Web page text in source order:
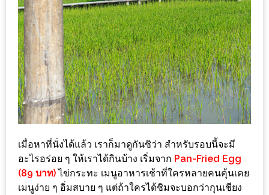
กับ
สมาชิก
ENEWS
น้า
อ้วน
ชวน
หิว
ข้าว
อะไร
เอ่ย
อร่อย
เมื่อหาที่นั่งได้แล้ว เราก็มาดูกันซิว่า สำหรับรอบนี้จะมี
อะไรอร่อย ๆ ให้เราได้กินบ้าง เริ่มจาก Pan-Fried Egg
(89 บาท) ไข่กระทะ เมนูอาหารเช้าที่ใครหลายคนคุ้นเคย
เมนูง่าย ๆ อิ่มสบาย ๆ แต่ถ้าใครได้ชิมจะบอกว่ากุนเชียง